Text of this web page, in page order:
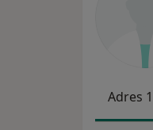
Adres 1